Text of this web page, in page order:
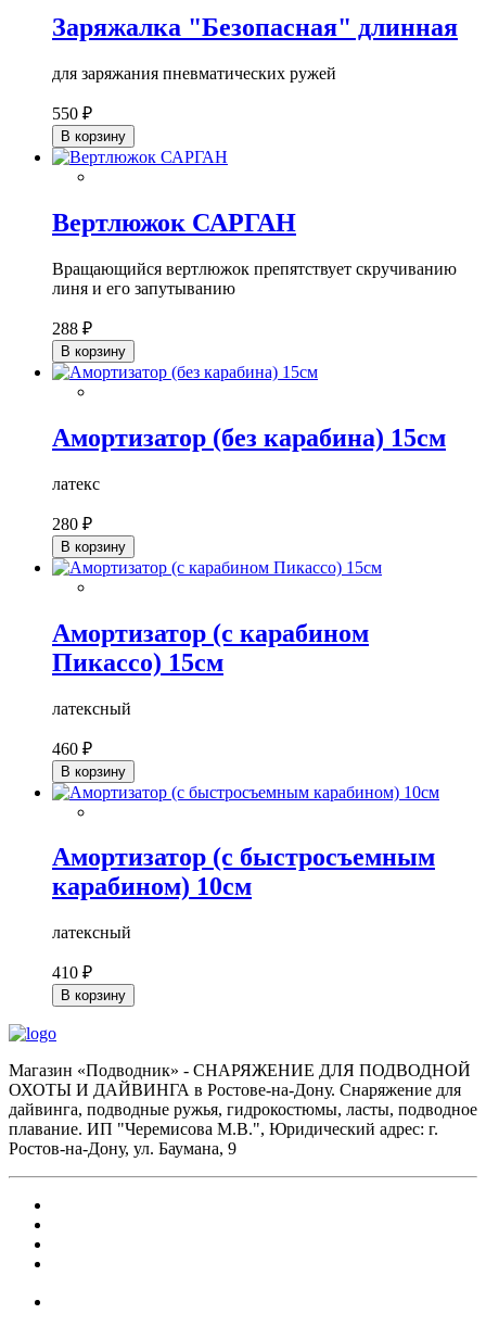
Заряжалка "Безопасная" длинная
для заряжания пневматических ружей
550 ₽
В корзину
Вертлюжок САРГАН
Вращающийся вертлюжок препятствует скручиванию
линя и его запутыванию
288 ₽
В корзину
Амортизатор (без карабина) 15см
латекс
280 ₽
В корзину
Амортизатор (с карабином
Пикассо) 15см
латексный
460 ₽
В корзину
Амортизатор (с быстросъемным
карабином) 10см
латексный
410 ₽
В корзину
Магазин «Подводник» - СНАРЯЖЕНИЕ ДЛЯ ПОДВОДНОЙ
ОХОТЫ И ДАЙВИНГА в Ростове-на-Дону. Снаряжение для
дайвинга, подводные ружья, гидрокостюмы, ласты, подводное
плавание. ИП "Черемисова М.В.", Юридический адрес: г.
Ростов-на-Дону, ул. Баумана, 9